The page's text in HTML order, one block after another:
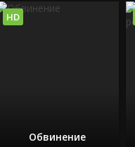
Обвинение
HD